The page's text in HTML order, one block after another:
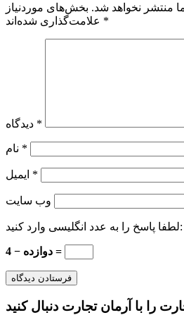
منتشر نخواهد شد. بخش‌های موردنیاز
*
*
*
*
وب‌ سایت
لطفا پاسخ را به عدد انگلیسی وارد کنید:
دوازده − 4 =